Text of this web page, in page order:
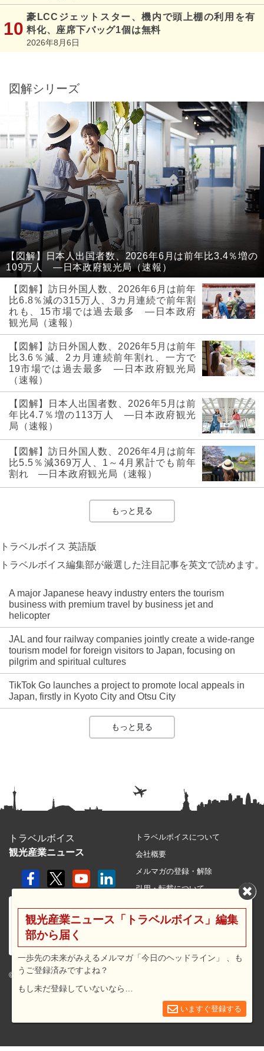
豪LCCジェットスター、機内で頭上棚の利用を有
料化、座席下バッグ1個は無料
2026年8月6日
図解シリーズ
【図解】日本人出国者数、2026年6月は前年比3.4％増の
109万人 ―日本政府観光局（速報）
【図解】訪日外国人数、2026年6月は前年
比6.8％減の315万人、3カ月連続で前年割
れも、15市場では過去最多 ―日本政府
観光局（速報）
【図解】訪日外国人数、2026年5月は前年
比3.6％減、2カ月連続前年割れ、一方で
19市場では過去最多 ―日本政府観光局
（速報）
【図解】日本人出国者数、2026年5月は前
年比4.7％増の113万人 ―日本政府観光
局（速報）
【図解】訪日外国人数、2026年4月は前年
比5.5％減369万人、1～4月累計でも前年
割れ ―日本政府観光局（速報）
もっと見る
トラベルボイス 英語版
トラベルボイス編集部が厳選した注目記事を英文で読めます。
A major Japanese heavy industry enters the tourism
business with premium travel by business jet and
helicopter
JAL and four railway companies jointly create a wide-range
tourism model for foreign visitors to Japan, focusing on
pilgrim and spiritual cultures
TikTok Go launches a project to promote local appeals in
Japan, firstly in Kyoto City and Otsu City
もっと見る
トラベルボイス
観光産業ニュース
© 2026 travel voice.
トラベルボイスについて
会社概要
メルマガの登録・解除
引用・転載について
利用規約
広告メニュー・料金
観光産業ニュース「トラベルボイス」編集
部から届く
一歩先の未来がみえるメルマガ「今日のヘッドライン」 、も
うご登録済みですよね？
もし未だ登録していないなら…
いますぐ登録する